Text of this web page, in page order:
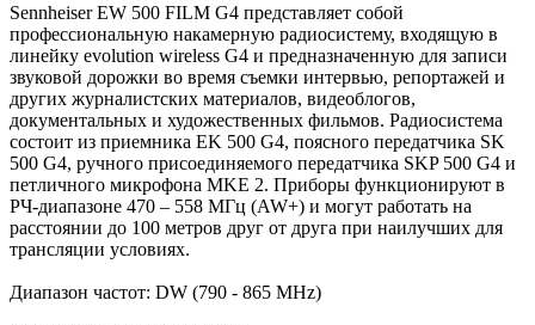
Sennheiser EW 500 FILM G4 представляет собой
профессиональную накамерную радиосистему, входящую в
линейку evolution wireless G4 и предназначенную для записи
звуковой дорожки во время съемки интервью, репортажей и
других журналистских материалов, видеоблогов,
документальных и художественных фильмов. Радиосистема
состоит из приемника EK 500 G4, поясного передатчика SK
500 G4, ручного присоединяемого передатчика SKP 500 G4 и
петличного микрофона MKE 2. Приборы функционируют в
РЧ-диапазоне 470 – 558 МГц (AW+) и могут работать на
расстоянии до 100 метров друг от друга при наилучших для
трансляции условиях.
Диапазон частот: DW (790 - 865 MHz)